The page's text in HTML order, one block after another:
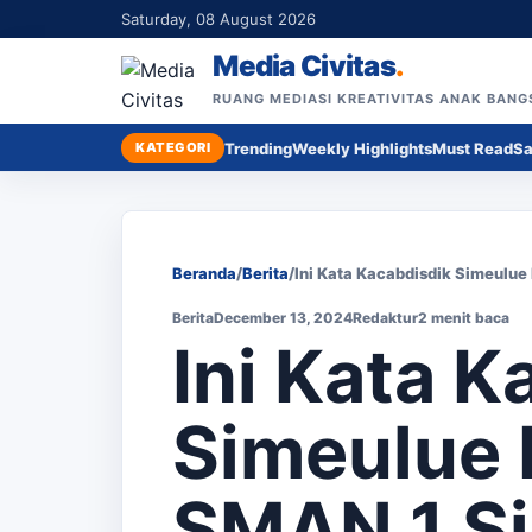
Saturday, 08 August 2026
Media Civitas.
RUANG MEDIASI KREATIVITAS ANAK
KATEGORI TrendingWeekly HighlightsMust Read
Beranda/Berita/Ini Kata Kacabdisdik Simeulue
BeritaDecember 13, 2024Redaktur2 menit baca
Ini Kata
Simeulue